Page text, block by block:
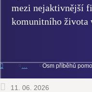
mezi nejaktivnější
komunitního života
11. 06. 2026